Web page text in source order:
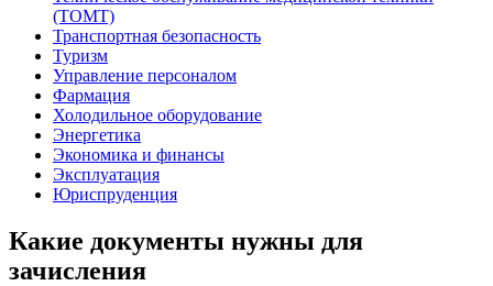
(ТОМТ)
Транспортная безопасность
Туризм
Управление персоналом
Фармация
Холодильное оборудование
Энергетика
Экономика и финансы
Эксплуатация
Юриспруденция
Какие документы нужны для
зачисления